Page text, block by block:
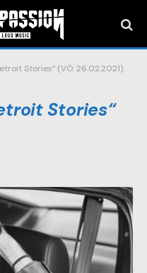
Stories“ (VÖ: 26.02.2021)
Stories“